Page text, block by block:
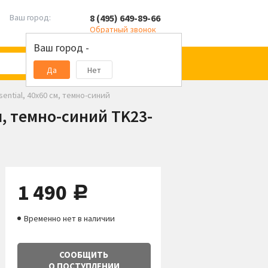
Ваш город:
Ваш город -
Да Нет
8 (495) 649-89-66
Обратный звонок
40x60 см, темно-синий
темно-синий TK23-
1 490 руб.
Временно нет в наличии
СООБЩИТЬ